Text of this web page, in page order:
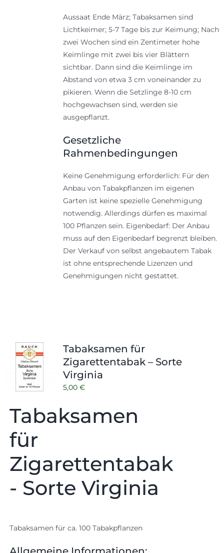
Aussaat Ende März; Tabaksamen sind
Lichtkeimer; 5-7 Tage bis zur Keimung; Nach
zwei Wochen sind ein Zentimeter hohe
Keimlinge mit zwei bis vier Blättern
sichtbar. Dann sind die Keimlinge im
Abstand von etwa 3 cm voneinander zu
pikieren. Wenn die Setzlinge 8-10 cm
hochgewachsen sind, werden sie
ausgepflanzt.
Gesetzliche
Rahmenbedingungen
Keine Genehmigung erforderlich: Für den
Anbau von Tabakpflanzen im eigenen
Garten ist keine spezielle Genehmigung
notwendig. Allerdings dürfen es maximal
100 Pflanzen sein. Eigenbedarf: Der Anbau
muss auf den Eigenbedarf begrenzt bleiben.
Der Verkauf von selbst angebautem Tabak
ist ohne entsprechende Lizenzen und
Genehmigungen nicht gestattet.
Tabaksamen für
Zigarettentabak – Sorte
Virginia
5,00 €
Tabaksamen
für
Zigarettentabak
- Sorte Virginia
Tabaksamen für ca. 100 Tabakpflanzen